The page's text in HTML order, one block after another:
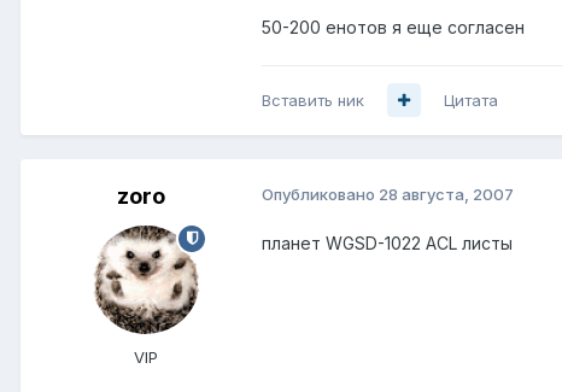
50-200 енотов я еще согласен
Вставить ник Цитата
zoro
VIP
Опубликовано 28 августа, 2007
планет WGSD-1022 ACL листы